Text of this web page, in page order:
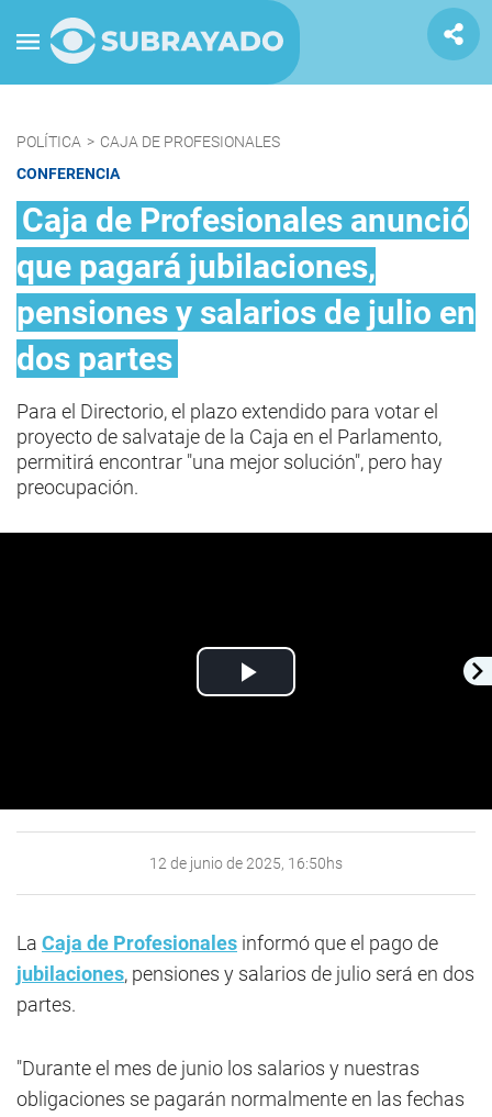
POLÍTICA > CAJA DE PROFESIONALES
CONFERENCIA
Caja de Profesionales anunció
que pagará jubilaciones,
pensiones y salarios de julio en
dos partes
Para el Directorio, el plazo extendido para votar el
proyecto de salvataje de la Caja en el Parlamento,
permitirá encontrar "una mejor solución", pero hay
preocupación.
Play
12 de junio de 2025, 16:50hs
La Caja de Profesionales informó que el pago de
jubilaciones, pensiones y salarios de julio será en dos
partes.
"Durante el mes de junio los salarios y nuestras
obligaciones se pagarán normalmente en las fechas